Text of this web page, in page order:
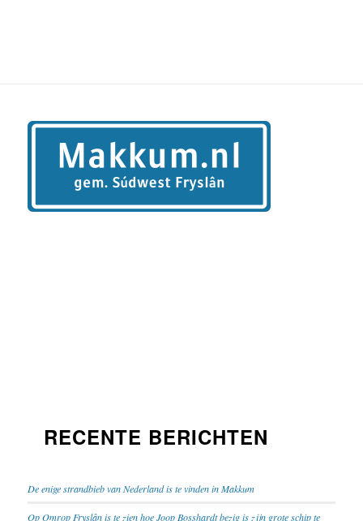
RECENTE BERICHTEN
De enige strandbieb van Nederland is te vinden in Makkum
Op Omrop Fryslân is te zien hoe Joop Bosshardt bezig is zijn grote schip te